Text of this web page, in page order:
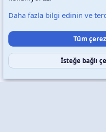
Destek talepleri Bize
Gizlilik politikası Yardım
Copyright © 2026